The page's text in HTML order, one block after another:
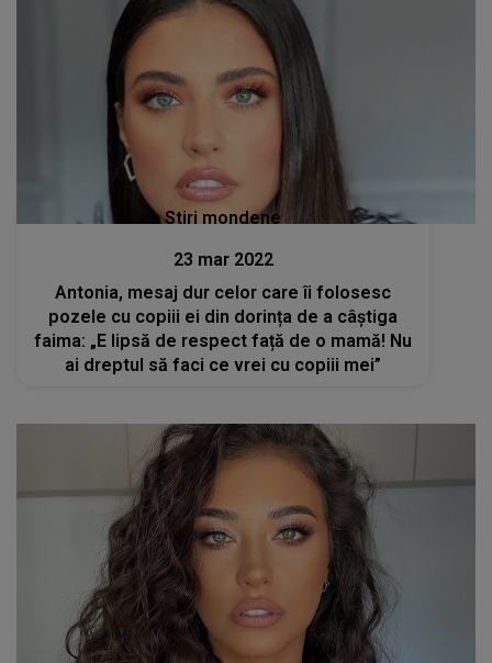
Stiri mondene
23 mar 2022
Antonia, mesaj dur celor care îi folosesc
pozele cu copiii ei din dorința de a câștiga
faima: „E lipsă de respect față de o mamă! Nu
ai dreptul să faci ce vrei cu copiii mei”